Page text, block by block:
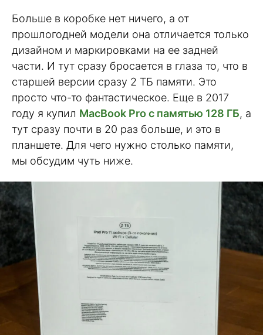
Больше в коробке нет ничего, а от
прошлогодней модели она отличается только
дизайном и маркировками на ее задней
части. И тут сразу бросается в глаза то, что в
старшей версии сразу 2 ТБ памяти. Это
просто что-то фантастическое. Еще в 2017
году я купил MacBook Pro c памятью 128 ГБ, а
тут сразу почти в 20 раз больше, и это в
планшете. Для чего нужно столько памяти,
мы обсудим чуть ниже.